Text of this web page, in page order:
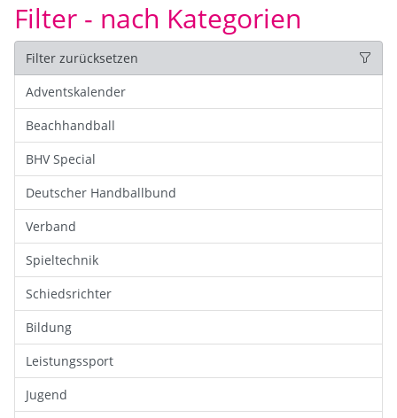
Filter - nach Kategorien
Filter zurücksetzen
Adventskalender
Beachhandball
BHV Special
Deutscher Handballbund
Verband
Spieltechnik
Schiedsrichter
Bildung
Leistungssport
Jugend